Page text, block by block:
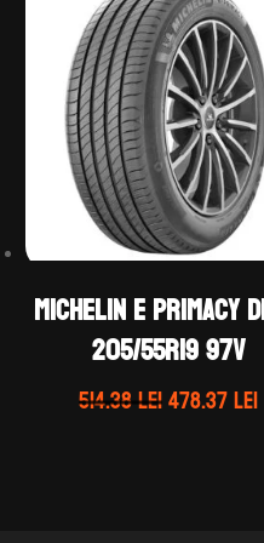
Michelin E PRIMACY
205/55R19 97V
514.38leiPrețul
478.37lei